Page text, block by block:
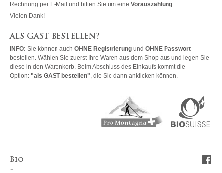
Rechnung per E-Mail und bitten Sie um eine Vorauszahlung.
Vielen Dank!
ALS GAST BESTELLEN?
INFO: Sie können auch OHNE Registrierung und OHNE Passwort
bestellen. Wählen Sie zuerst Ihre Waren aus dem Shop aus und legen Sie
diese in den Warenkorb. Beim Abschluss des Einkaufs kommt die
Option: "als GAST bestellen", die Sie dann anklicken können.
Bio
-